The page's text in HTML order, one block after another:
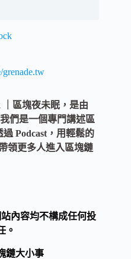
grenade.tw
區塊夜未眠，是由
們是一個專門講述區
Podcast，用輕鬆的
領更多人進入區塊鏈
內容均不構成任何投
。
鏈大小事